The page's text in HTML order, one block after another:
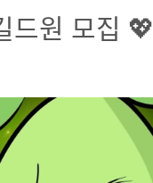
드원 모집 💖